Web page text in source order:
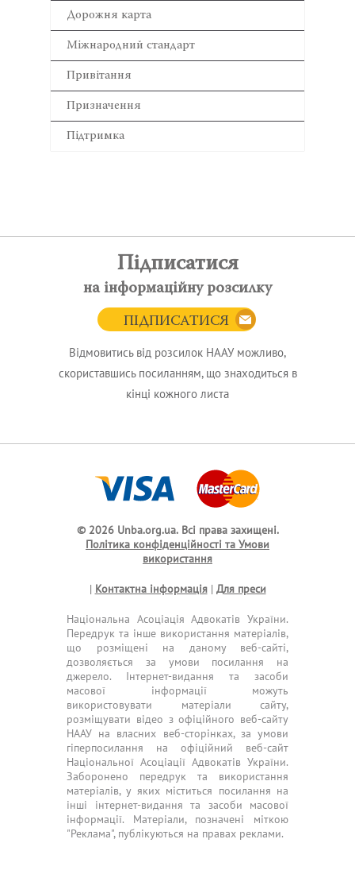
Дорожня карта
Міжнародний стандарт
Привітання
Призначення
Підтримка
Підписатися
на інформаційну розсилку
ПІДПИСАТИСЯ
Відмовитись від розсилок НААУ можливо,
скориставшись посиланням, що знаходиться в
кінці кожного листа
© 2026 Unba.org.ua. Всі права захищені.
Політика конфіденційності та Умови
використання
| Контактна інформація| Для преси
Національна Асоціація Адвокатів України.
Передрук та інше використання матеріалів,
що розміщені на даному веб-сайті,
дозволяється за умови посилання на
джерело. Інтернет-видання та засоби
масової інформації можуть
використовувати матеріали сайту,
розміщувати відео з офіційного веб-сайту
НААУ на власних веб-сторінках, за умови
гіперпосилання на офіційний веб-сайт
Національної Асоціації Адвокатів України.
Заборонено передрук та використання
матеріалів, у яких міститься посилання на
інші інтернет-видання та засоби масової
інформації. Матеріали, позначені міткою
"Реклама", публікуються на правах реклами.